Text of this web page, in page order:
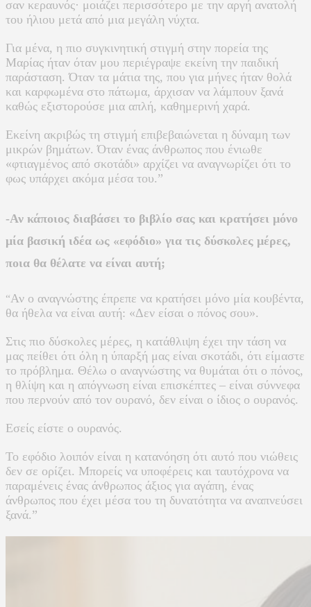
σαν κεραυνός· μοιάζει περισσότερο με την αργή ανατολή
του ήλιου μετά από μια μεγάλη νύχτα.
Για μένα, η πιο συγκινητική στιγμή στην πορεία της
Μαρίας ήταν όταν μου περιέγραψε εκείνη την παιδική
παράσταση. Όταν τα μάτια της, που για μήνες ήταν θολά
και καρφωμένα στο πάτωμα, άρχισαν να λάμπουν ξανά
καθώς εξιστορούσε μια απλή, καθημερινή χαρά.
Εκείνη ακριβώς τη στιγμή επιβεβαιώνεται η δύναμη των
μικρών βημάτων. Όταν ένας άνθρωπος που ένιωθε
«φτιαγμένος από σκοτάδι» αρχίζει να αναγνωρίζει ότι το
φως υπάρχει ακόμα μέσα του.”
-Αν κάποιος διαβάσει το βιβλίο σας και κρατήσει μόνο
μία βασική ιδέα ως «εφόδιο» για τις δύσκολες μέρες,
ποια θα θέλατε να είναι αυτή;
“Αν ο αναγνώστης έπρεπε να κρατήσει μόνο μία κουβέντα,
θα ήθελα να είναι αυτή: «Δεν είσαι ο πόνος σου».
Στις πιο δύσκολες μέρες, η κατάθλιψη έχει την τάση να
μας πείθει ότι όλη η ύπαρξή μας είναι σκοτάδι, ότι είμαστε
το πρόβλημα. Θέλω ο αναγνώστης να θυμάται ότι ο πόνος,
η θλίψη και η απόγνωση είναι επισκέπτες – είναι σύννεφα
που περνούν από τον ουρανό, δεν είναι ο ίδιος ο ουρανός.
Εσείς είστε ο ουρανός.
Το εφόδιο λοιπόν είναι η κατανόηση ότι αυτό που νιώθεις
δεν σε ορίζει. Μπορείς να υποφέρεις και ταυτόχρονα να
παραμένεις ένας άνθρωπος άξιος για αγάπη, ένας
άνθρωπος που έχει μέσα του τη δυνατότητα να αναπνεύσει
ξανά.”